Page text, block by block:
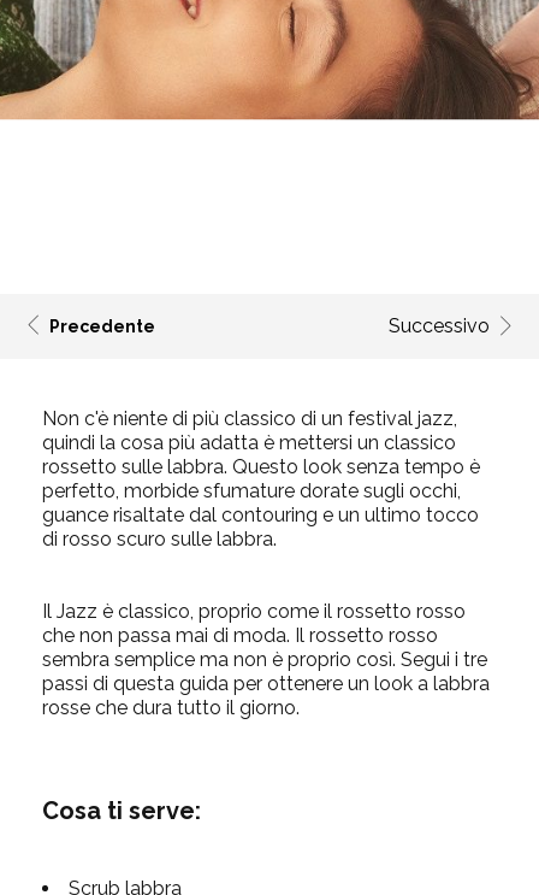
Precedente Successivo
Non c'è niente di più classico di un festival jazz,
quindi la cosa più adatta è mettersi un classico
rossetto sulle labbra. Questo look senza tempo è
perfetto, morbide sfumature dorate sugli occhi,
guance risaltate dal contouring e un ultimo tocco
di rosso scuro sulle labbra.
Il Jazz è classico, proprio come il rossetto rosso
che non passa mai di moda. Il rossetto rosso
sembra semplice ma non è proprio così. Segui i tre
passi di questa guida per ottenere un look a labbra
rosse che dura tutto il giorno.
Cosa ti serve:
Scrub labbra